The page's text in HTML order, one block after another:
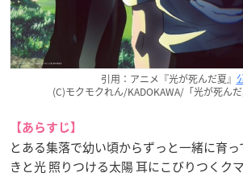
引用：アニメ『光が死んだ夏』
(C)モクモクれん/KADOKAWA/「光が死ん
【あらすじ】
とある集落で幼い頃からずっと一緒に育
きと光 照りつける太陽 耳にこびりつくク